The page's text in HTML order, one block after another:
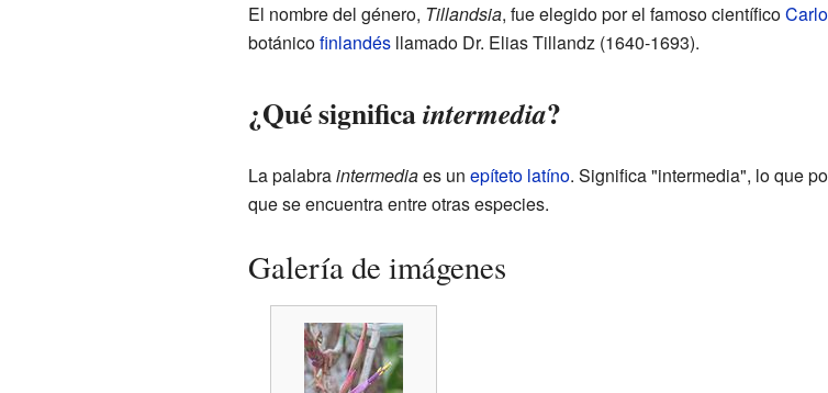
El nombre del género, Tillandsia, fue elegido por el famoso científico
botánicofinlandésllamado Dr. Elias Tillandz (1640-1693).
¿Qué significaintermedia?
La palabraintermediaes un epíteto latíno. Significa "intermedia", lo que
que se encuentra entre otras especies.
Galería de imágenes